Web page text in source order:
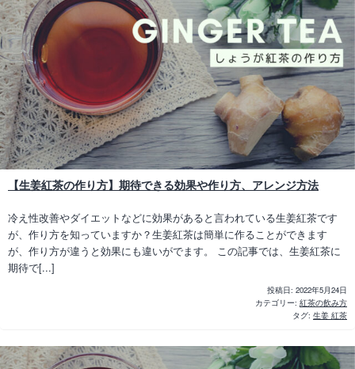
【生姜紅茶の作り方】期待できる効果や作り方、アレンジ方法
冷え性改善やダイエットなどに効果があると言われている生姜紅茶です
が、作り方を知っていますか？生姜紅茶は簡単に作ることができます
が、作り方が違うと効果にも違いがでます。 この記事では、生姜紅茶に
期待で[...]
投稿日: 2022年5月24日
カテゴリー: 紅茶の飲み方
タグ: 生姜 紅茶